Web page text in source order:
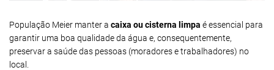
População Meier manter a caixa ou cisterna limpa é essencial para
garantir uma boa qualidade da água e, consequentemente,
preservar a saúde das pessoas (moradores e trabalhadores) no
local.